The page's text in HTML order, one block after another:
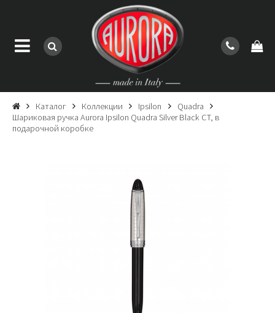
Каталог Коллекции Ipsilon
Quadra
Шариковая ручка Aurora Ipsilon Quadra Silver Black CT, в
подарочной коробке